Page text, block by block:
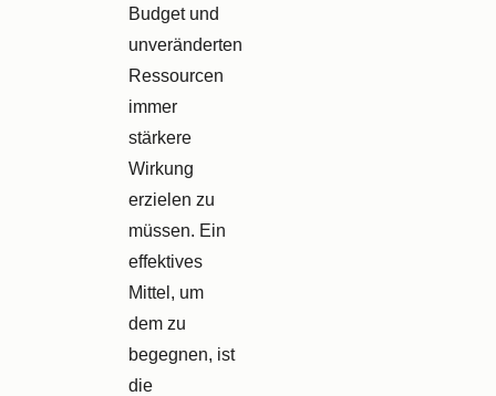
Budget und
unveränderten
Ressourcen
immer
stärkere
Wirkung
erzielen zu
müssen. Ein
effektives
Mittel, um
dem zu
begegnen, ist
die